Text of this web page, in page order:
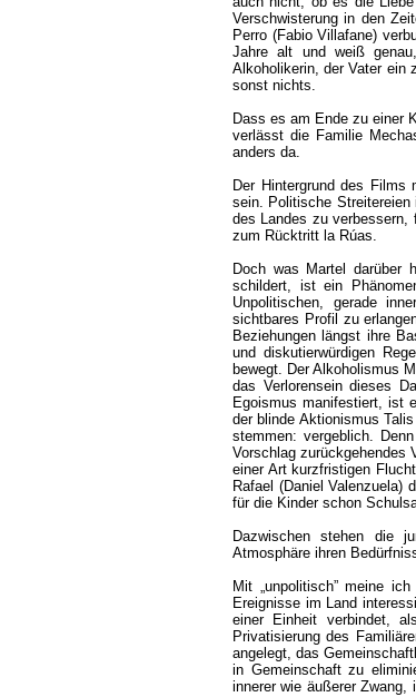
Verschwisterung in den
Perro (Fabio Villafane)
Jahre alt und weiß
Alkoholikerin, der Vater ein
sonst nichts.
Dass es am Ende zu einer
verlässt die Familie
anders da.
Der Hintergrund des Films
sein. Politische Streitereien
des Landes zu verbessern,
zum Rücktritt la Rúas.
Doch was Martel darüber
schildert, ist ein
Unpolitischen, gerade
sichtbares Profil zu
Beziehungen längst ihre
und diskutierwürdigen
bewegt. Der Alkoholismus
das Verlorensein dieses
Egoismus manifestiert, ist
der blinde Aktionismus
stemmen: vergeblich.
Vorschlag zurückgehendes
einer Art kurzfristigen
Rafael (Daniel Valenzuela)
für die Kinder schon
Dazwischen stehen die
Atmosphäre ihren
Mit „unpolitisch” meine
Ereignisse im Land
einer Einheit verbindet,
Privatisierung des
angelegt, das
in Gemeinschaft zu
innerer wie äußerer